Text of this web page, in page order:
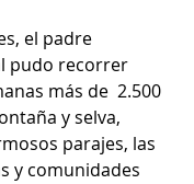
el padre
pudo recorrer
más de  2.500
y selva,
parajes, las
y comunidades